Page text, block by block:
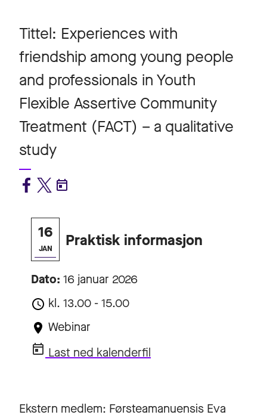
Tittel: Experiences with
friendship among young people
and professionals in Youth
Flexible Assertive Community
Treatment (FACT) – a qualitative
study
16
JAN Praktisk informasjon
Dato: 16 januar 2026
kl. 13.00 - 15.00
Webinar
Last ned kalenderfil
Ekstern medlem: Førsteamanuensis Eva